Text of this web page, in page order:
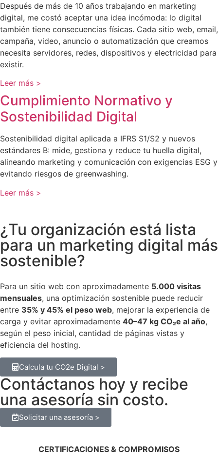
Después de más de 10 años trabajando en marketing
digital, me costó aceptar una idea incómoda: lo digital
también tiene consecuencias físicas. Cada sitio web, email,
campaña, video, anuncio o automatización que creamos
necesita servidores, redes, dispositivos y electricidad para
existir.
Leer más >
Cumplimiento Normativo y
Sostenibilidad Digital
Sostenibilidad digital aplicada a IFRS S1/S2 y nuevos
estándares B: mide, gestiona y reduce tu huella digital,
alineando marketing y comunicación con exigencias ESG y
evitando riesgos de greenwashing.
Leer más >
¿Tu organización está lista
para un marketing digital más
sostenible?
Para un sitio web con aproximadamente 5.000 visitas
mensuales, una optimización sostenible puede reducir
entre 35% y 45% el peso web, mejorar la experiencia de
carga y evitar aproximadamente 40–47 kg CO₂e al año,
según el peso inicial, cantidad de páginas vistas y
eficiencia del hosting.
Calcula tu CO2e Digital >
Contáctanos hoy y recibe
una asesoría sin costo.
Solicitar una asesoría >
CERTIFICACIONES & COMPROMISOS